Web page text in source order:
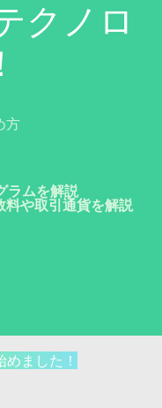
方
ラムを解説
や取引通貨を解説
ました！